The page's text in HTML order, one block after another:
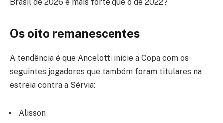
Brasil de 2026 é mais forte que o de 2022?
Os oito remanescentes
A tendência é que Ancelotti inicie a Copa com os
seguintes jogadores que também foram titulares na
estreia contra a Sérvia:
Alisson